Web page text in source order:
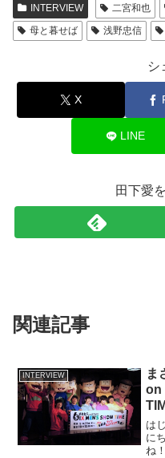
INTERVIEW 二宮和也
母と暮せば
浅野忠信
シ
X
LINE
田下愛
関連記事
INTERVIEW
ま
on
は
に
ね